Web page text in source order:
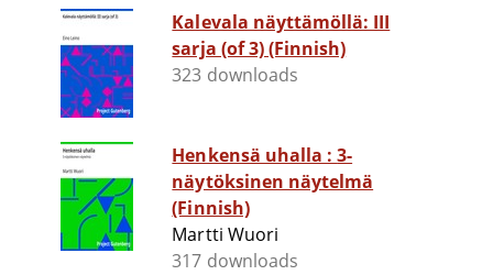
Kalevala näyttämöllä: III
sarja (of 3) (Finnish)
323 downloads
Henkensä uhalla : 3-
näytöksinen näytelmä
(Finnish)
Martti Wuori
317 downloads